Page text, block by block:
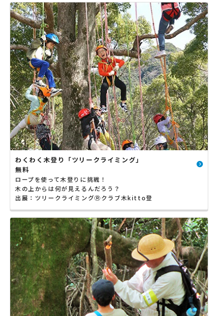
わくわく木登り「ツリークライミング」
無料
ロープを使って木登りに挑戦！
木の上からは何が見えるんだろう？
出展：ツリークライミングⓇクラブ木kitto登